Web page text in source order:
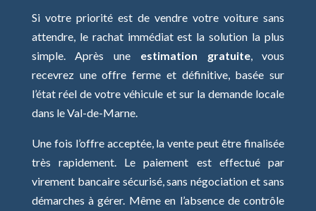
Si votre priorité est de vendre votre voiture sans
attendre, le rachat immédiat est la solution la plus
simple. Après une estimation gratuite, vous
recevrez une offre ferme et définitive, basée sur
l’état réel de votre véhicule et sur la demande locale
dans le Val-de-Marne.
Une fois l’offre acceptée, la vente peut être finalisée
très rapidement. Le paiement est effectué par
virement bancaire sécurisé, sans négociation et sans
démarches à gérer. Même en l’absence de contrôle